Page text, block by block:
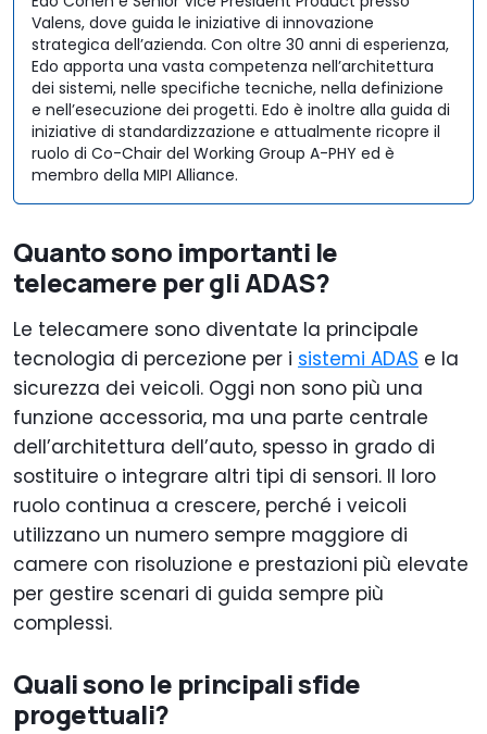
Valens, dove guida le iniziative di innovazione
strategica dell’azienda. Con oltre 30 anni di esperienza,
Edo apporta una vasta competenza nell’architettura
dei sistemi, nelle specifiche tecniche, nella definizione
e nell’esecuzione dei progetti. Edo è inoltre alla guida di
iniziative di standardizzazione e attualmente ricopre il
ruolo di Co-Chair del Working Group A-PHY ed è
membro della MIPI Alliance.
Quanto sono importanti le
telecamere per gli ADAS?
Le telecamere sono diventate la principale
tecnologia di percezione per i sistemi ADAS e la
sicurezza dei veicoli. Oggi non sono più una
funzione accessoria, ma una parte centrale
dell’architettura dell’auto, spesso in grado di
sostituire o integrare altri tipi di sensori. Il loro
ruolo continua a crescere, perché i veicoli
utilizzano un numero sempre maggiore di
camere con risoluzione e prestazioni più elevate
per gestire scenari di guida sempre più
complessi.
Quali sono le principali sfide
progettuali?